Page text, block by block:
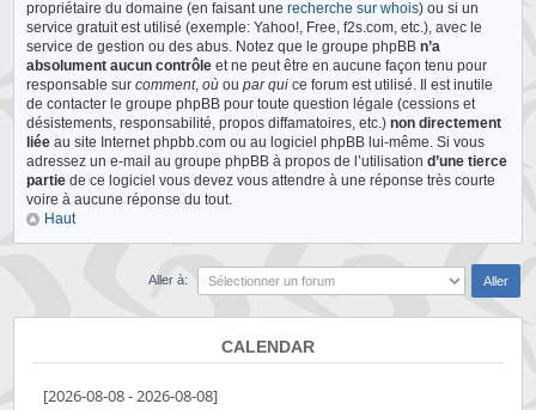
propriétaire du domaine (en faisant unerecherche sur whois) ou si un
service gratuit est utilisé (exemple: Yahoo!, Free, f2s.com, etc.), avec le
service de gestion ou des abus. Notez que le groupe phpBBn’a
absolument aucun contrôle et ne peut être en aucune façon tenu pour
responsable surcomment,où oupar qui ce forum est utilisé. Il est inutile
de contacter le groupe phpBB pour toute question légale (cessions et
désistements, responsabilité, propos diffamatoires, etc.)non directement
liée au site Internet phpbb.com ou au logiciel phpBB lui-même. Si vous
adressez un e-mail au groupe phpBB à propos de l’utilisationd’une tierce
partie de ce logiciel vous devez vous attendre à une réponse très courte
voire à aucune réponse du tout.
Haut
Aller à:
CALENDAR